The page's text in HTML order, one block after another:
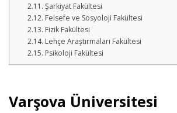
Şarkiyat Fakültesi
Felsefe ve Sosyoloji Fakültesi
Fizik Fakültesi
Lehçe Araştırmaları Fakültesi
Psikoloji Fakültesi
Varşova Üniversitesi